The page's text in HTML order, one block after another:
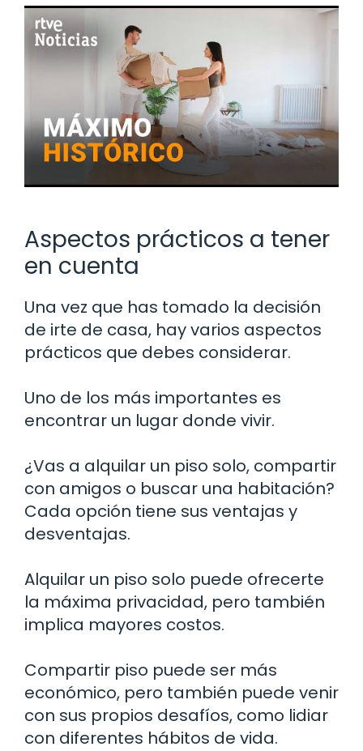
Aspectos prácticos a tener
en cuenta
Una vez que has tomado la decisión
de irte de casa, hay varios aspectos
prácticos que debes considerar.
Uno de los más importantes es
encontrar un lugar donde vivir.
¿Vas a alquilar un piso solo, compartir
con amigos o buscar una habitación?
Cada opción tiene sus ventajas y
desventajas.
Alquilar un piso solo puede ofrecerte
la máxima privacidad, pero también
implica mayores costos.
Compartir piso puede ser más
económico, pero también puede venir
con sus propios desafíos, como lidiar
con diferentes hábitos de vida.